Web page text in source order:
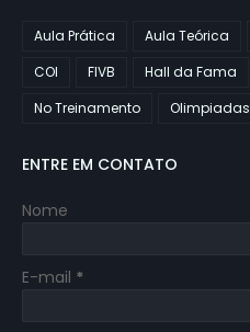
Aula Prática Aula Teórica
COI
FIVB Hall da Fama
No Treinamento
Olimpiadas
ENTRE EM CONTATO
Nome
E-mail *